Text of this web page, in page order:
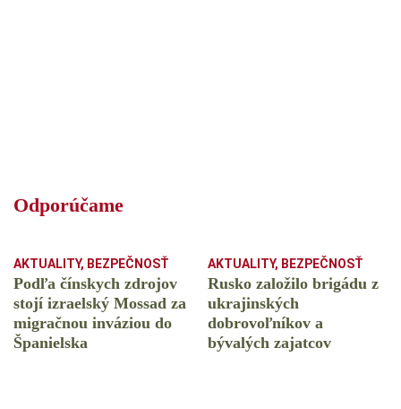
Odporúčame
AKTUALITY, BEZPEČNOSŤ
Podľa čínskych zdrojov
stojí izraelský Mossad za
migračnou inváziou do
Španielska
AKTUALITY, BEZPEČNOSŤ
Rusko založilo brigádu z
ukrajinských
dobrovoľníkov a
bývalých zajatcov